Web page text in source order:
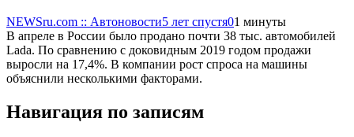
NEWSru.com :: Автоновости5 лет спустя01 минуты
В апреле в России было продано почти 38 тыс. автомобилей
Lada. По сравнению с доковидным 2019 годом продажи
выросли на 17,4%. В компании рост спроса на машины
объяснили несколькими факторами.
Навигация по записям